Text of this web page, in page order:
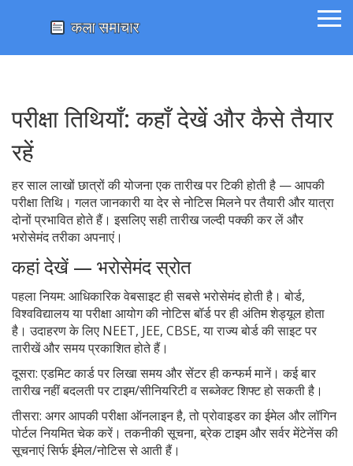
परीक्षा तिथियाँ: कहाँ देखें और कैसे तैयार
रहें
हर साल लाखों छात्रों की योजना एक तारीख पर टिकी होती है — आपकी
परीक्षा तिथि। गलत जानकारी या देर से नोटिस मिलने पर तैयारी और यात्रा
दोनों प्रभावित होते हैं। इसलिए सही तारीख जल्दी पक्की कर लें और
भरोसेमंद तरीका अपनाएं।
कहां देखें — भरोसेमंद स्रोत
पहला नियम: आधिकारिक वेबसाइट ही सबसे भरोसेमंद होती है। बोर्ड,
विश्वविद्यालय या परीक्षा आयोग की नोटिस बॉर्ड पर ही अंतिम शेड्यूल होता
है। उदाहरण के लिए NEET, JEE, CBSE, या राज्य बोर्ड की साइट पर
तारीखें और समय प्रकाशित होते हैं।
दूसरा: एडमिट कार्ड पर लिखा समय और सेंटर ही कन्फर्म मानें। कई बार
तारीख नहीं बदलती पर टाइम/सीनियरिटी व सब्जेक्ट शिफ्ट हो सकती है।
तीसरा: अगर आपकी परीक्षा ऑनलाइन है, तो प्रोवाइडर का ईमेल और लॉगिन
पोर्टल नियमित चेक करें। तकनीकी सूचना, ब्रेक टाइम और सर्वर मेंटेनेंस की
सूचनाएं सिर्फ ईमेल/नोटिस से आती हैं।